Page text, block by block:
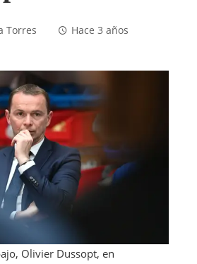
Torres Hace 3 años
Olivier Dussopt, en